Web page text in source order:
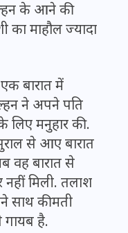
के आने की
माहौल ज्यादा
बारात में
ने अपने पति
लिए मनुहार की.
से आए बारात
वह बारात से
मिली. तलाश
साथ कीमती
है.